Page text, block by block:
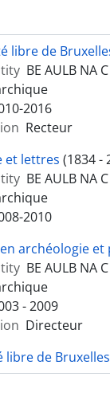
libre de
BE AULB NA
2016
Recteur
et lettres (1834 -
BE AULB NA
2010
archéologie
BE AULB NA
- 2009
Directeur
libre de Bruxelles